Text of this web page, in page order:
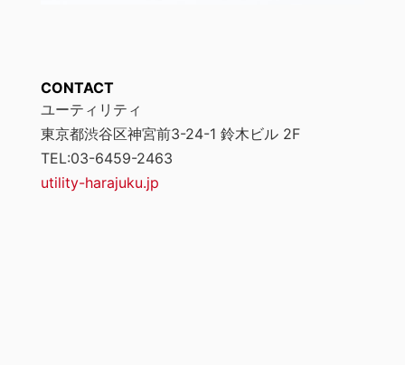
CONTACT
ユーティリティ
東京都渋谷区神宮前3-24-1 鈴木ビル 2F
TEL:03-6459-2463
utility-harajuku.jp